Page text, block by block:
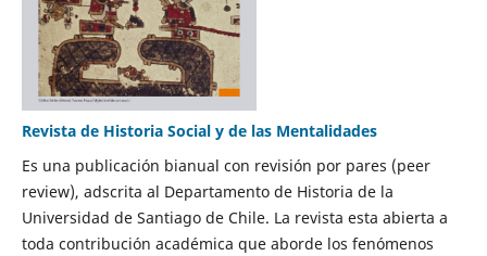
Revista de Historia Social y de las Mentalidades
Es una publicación bianual con revisión por pares (peer
review), adscrita al Departamento de Historia de la
Universidad de Santiago de Chile. La revista esta abierta a
toda contribución académica que aborde los fenómenos